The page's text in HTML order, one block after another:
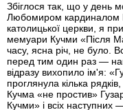
Збіглося так, що у день
Любомиром кардиналом
католицької церкви, я
мемуари Кучми «Після
часу, ясна річ, не було.
перед тим один раз —
відразу вихопило ім'я:
проглянула кілька
Кучма «не простив»
Кучми» і всіх